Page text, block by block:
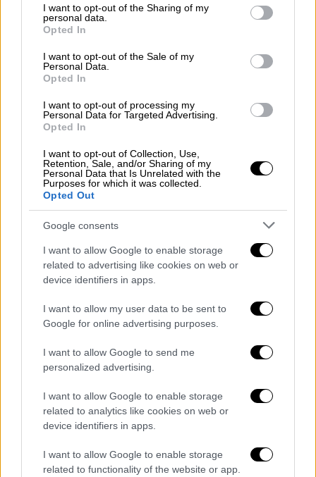
not limited to your visit or usage behaviour. You may click to
grant or deny consent to Google and its third-party tags to
use your data for below specified purposes in below Google
consent section.
I want to opt-out of the Sharing of my
personal data.
Opted In
I want to opt-out of the Sale of my
Personal Data.
Opted In
I want to opt-out of processing my
Personal Data for Targeted Advertising.
Opted In
I want to opt-out of Collection, Use,
Retention, Sale, and/or Sharing of my
Personal Data that Is Unrelated with the
Purposes for which it was collected.
Opted Out
Google consents
I want to allow Google to enable storage
related to advertising like cookies on web or
device identifiers in apps.
I want to allow my user data to be sent to
Google for online advertising purposes.
I want to allow Google to send me
personalized advertising.
I want to allow Google to enable storage
related to analytics like cookies on web or
device identifiers in apps.
I want to allow Google to enable storage
related to functionality of the website or app.
Το ethnos.gr σας προτείνει όσα αξίζει να
δείτε, να ακούσετε και να διαβάσετε, για να
συμβαίνει στην πόλη
Βιβλίο|11.04.2026 12:00
Ευάρεστος Πιμπλής στο ethnos.gr:
«Πολλοί άνδρες βρίσκονται σήμερα σε
μια φάση επαναπροσδιορισμού»
Ο Ευάρεστος Πιμπλής μιλάει στο ethnos.gr
για τη συναίνεση, την επιθυμία και τα
«ναι»